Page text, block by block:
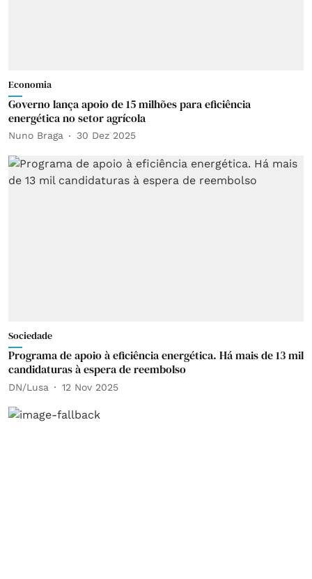
Economia
Governo lança apoio de 15 milhões para eficiência
energética no setor agrícola
Nuno Braga 30 Dez 2025
Sociedade
Programa de apoio à eficiência energética. Há mais de 13 mil
candidaturas à espera de reembolso
DN/Lusa 12 Nov 2025